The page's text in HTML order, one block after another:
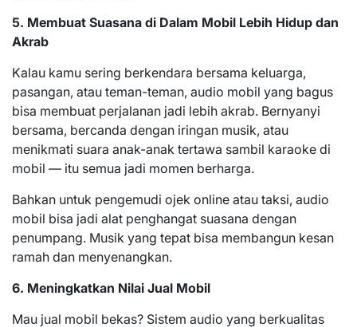
5. Membuat Suasana di Dalam Mobil Lebih Hidup dan
Akrab
Kalau kamu sering berkendara bersama keluarga,
pasangan, atau teman-teman, audio mobil yang bagus
bisa membuat perjalanan jadi lebih akrab. Bernyanyi
bersama, bercanda dengan iringan musik, atau
menikmati suara anak-anak tertawa sambil karaoke di
mobil — itu semua jadi momen berharga.
Bahkan untuk pengemudi ojek online atau taksi, audio
mobil bisa jadi alat penghangat suasana dengan
penumpang. Musik yang tepat bisa membangun kesan
ramah dan menyenangkan.
6. Meningkatkan Nilai Jual Mobil
Mau jual mobil bekas? Sistem audio yang berkualitas